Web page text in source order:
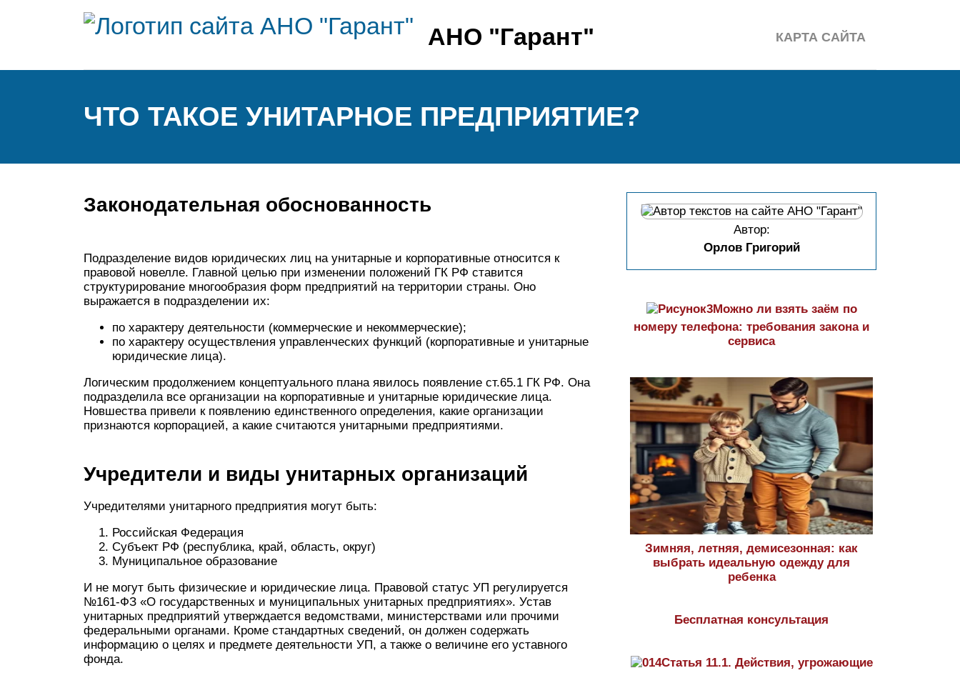
АНО "Гарант" КАРТА САЙТА
ЧТО ТАКОЕ УНИТАРНОЕ ПРЕДПРИЯТИЕ?
Законодательная обоснованность
Подразделение видов юридических лиц на унитарные и корпоративные относится к
правовой новелле. Главной целью при изменении положений ГК РФ ставится
структурирование многообразия форм предприятий на территории страны. Оно
выражается в подразделении их:
по характеру деятельности (коммерческие и некоммерческие);
по характеру осуществления управленческих функций (корпоративные и унитарные
юридические лица).
Логическим продолжением концептуального плана явилось появление ст.65.1 ГК РФ. Она
подразделила все организации на корпоративные и унитарные юридические лица.
Новшества привели к появлению единственного определения, какие организации
признаются корпорацией, а какие считаются унитарными предприятиями.
Учредители и виды унитарных организаций
Учредителями унитарного предприятия могут быть:
Российская Федерация
Субъект РФ (республика, край, область, округ)
Муниципальное образование
И не могут быть физические и юридические лица. Правовой статус УП регулируется
№161-ФЗ «О государственных и муниципальных унитарных предприятиях». Устав
унитарных предприятий утверждается ведомствами, министерствами или прочими
федеральными органами. Кроме стандартных сведений, он должен содержать
информацию о целях и предмете деятельности УП, а также о величине его уставного
фонда.
Автор:
Орлов Григорий
Можно ли взять заём по
номеру телефона: требования закона и
сервиса
Зимняя, летняя, демисезонная: как
выбрать идеальную одежду для
ребенка
Бесплатная консультация
Статья 11.1. Действия, угрожающие